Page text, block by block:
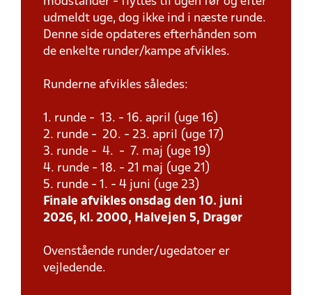
udmeldt uge, dog ikke ind i næste runde.
Denne side opdateres efterhånden som
de enkelte runder/kampe afvikles.
Runderne afvikles således:
1. runde - 13. - 16. april (uge 16)
2. runde - 20. - 23. april (uge 17)
3. runde - 4. - 7. maj (uge 19)
4. runde - 18. - 21 maj (uge 21)
5. runde - 1. - 4 juni (uge 23)
Finale afvikles onsdag den 10. juni
2026, kl. 2000, Halvejen 5, Dragør
Ovenstående runder/ugedatoer er
vejledende.